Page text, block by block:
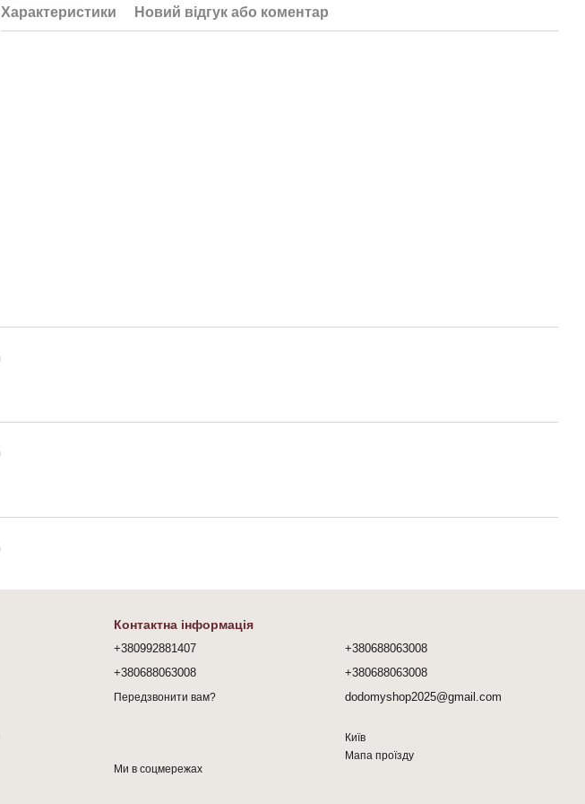
Характеристики Новий відгук або коментар
Контактна інформація
+380992881407
+380688063008
Передзвонити вам?
+380688063008
+380688063008
dodomyshop2025@gmail.com
Київ
Мапа проїзду
Ми в соцмережах